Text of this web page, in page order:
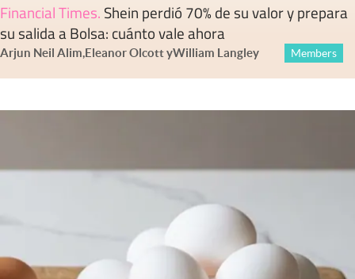
Financial Times. Shein perdió 70% de su valor y prepara
su salida a Bolsa: cuánto vale ahora
Arjun Neil Alim,Eleanor OlcottyWilliam Langley Members